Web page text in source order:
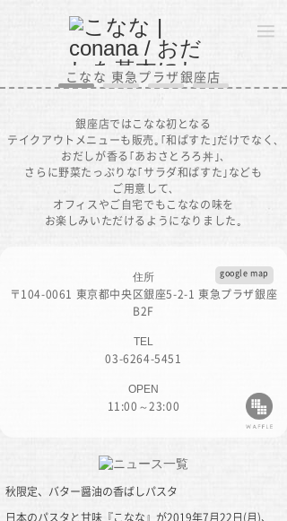
こなな 東急プラザ銀座店
銀座店ではこなな初となる
テイクアウトメニューも販売｡｢和ぱすた｣だけでなく､
おだしが香る｢あおさとろろ丼｣､
さらに野菜たっぷりな｢サラダ和ぱすた｣なども
ご用意して､
オフィスやご自宅でもこななの味を
お楽しみいただけるようになりました｡
住所
〒104-0061 東京都中央区銀座5-2-1 東急プラザ銀座
B2F
google map
TEL
03-6264-5451
OPEN
11:00～23:00
秋限定、バター醤油の香ばしパスタ
日本のパスタと甘味『こなな』が2019年7月22日(月)、